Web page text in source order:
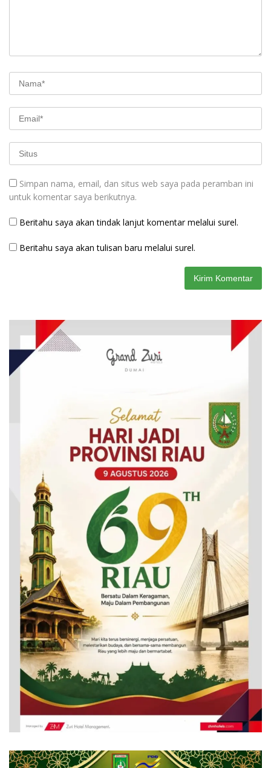
Simpan nama, email, dan situs web saya pada peramban ini
untuk komentar saya berikutnya.
Beritahu saya akan tindak lanjut komentar melalui surel.
Beritahu saya akan tulisan baru melalui surel.